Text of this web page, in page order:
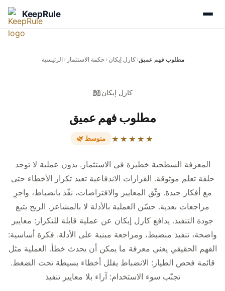
KeepRule
الرئيسية › حكمة الاستثمار › كارل إيكان ›مطلوب فهم عميق
📖كارل إيكان
مطلوب فهم عميق
🌿 متوسط ★★★★★
المعرفة السطحية خطيرة في الاستثمار. بدون عملية لا توجد
حلقة تعلم موثوقة. القرارات الاندفاعية تعيد تكرار الأخطاء حتى
مع أفكار جيدة. وثّق المعايير والافتراضات، نفّذ بانضباط، واجرِ
مراجعات بعدية. حسّن العملية بالأدلة لا بالمشاعر. الربح يتبع
جودة التنفيذ. يدافع كارل إيكان عن عملية قابلة للتكرار: معايير
واضحة، تنفيذ منضبط، ومراجعة مبنية على الأدلة. فكرة أساسية:
الفهم الحقيقي يعني معرفة ما يمكن أن يحدث خطأ. العملية مثل
قائمة فحص الطيار: الانضباط يقلل أخطاء بسيطة تحت الضغط.
تجنّب سوء الاستخدام: آراء بلا معايير تنفيذ